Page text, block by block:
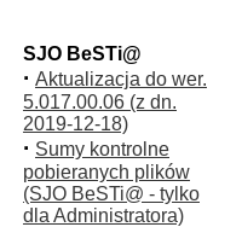
SJO BeSTi@
· Aktualizacja do wer.
5.017.00.06 (z dn.
2019-12-18)
· Sumy kontrolne
pobieranych plików
(SJO BeSTi@ - tylko
dla Administratora)